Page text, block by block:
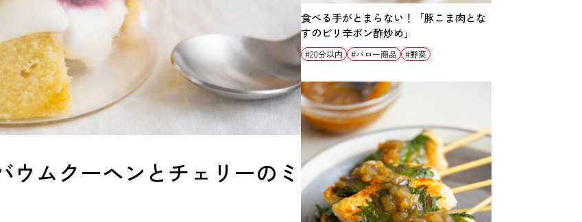
ムクーヘンとチェリーのミ
食べる手がとまらない！「豚こま肉とな
すのピリ辛ポン酢炒め」
20分以内 バロー商品 野菜